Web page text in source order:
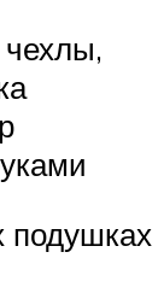
подушках